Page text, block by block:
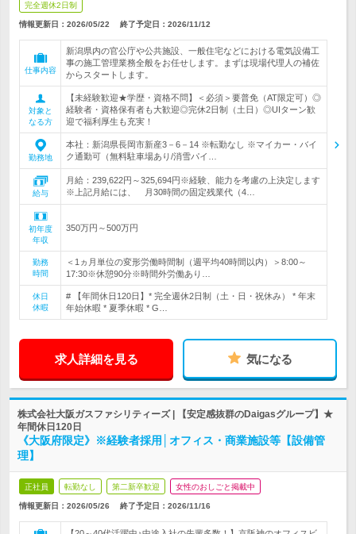
完全週休2日制
情報更新日：2026/05/22 終了予定日： 2026/11/12
仕事内容
新潟県内の官公庁や公共施設、一般住宅などにおける電気設備工
事の施工管理業務全般をお任せします。まずは現場代理人の補佐
からスタートします。
対象と
なる方
【未経験歓迎★学歴・資格不問】＜必須＞要普免（AT限定可）◎
経験者・資格保有者も大歓迎◎完休2日制（土日）◎UIターン歓
迎で福利厚生も充実！
勤務地
本社：新潟県長岡市新産3－6－14 ※転勤なし ※マイカー・バイ
ク通勤可（無料駐車場あり/消雪パイ…
給与
月給：239,622円～325,694円※経験、能力を考慮の上決定します
※上記月給には、 月30時間の固定残業代（4…
初年度
年収
350万円～500万円
勤務
時間
＜1ヵ月単位の変形労働時間制（週平均40時間以内）＞8:00～
17:30※休憩90分※時間外労働あり…
休日
休暇
# 【年間休日120日】* 完全週休2日制（土・日・祝休み） * 年末
年始休暇 * 夏季休暇 * G…
求人詳細を見る 気になる
株式会社大阪ガスファシリティーズ | 【安定感抜群のDaigasグループ】★
年間休日120日
《大阪府限定》※経験者採用│オフィス・商業施設等【設備管
理】
正社員 転勤なし 第二新卒歓迎 女性のおしごと掲載中
情報更新日：2026/05/26 終了予定日： 2026/11/16